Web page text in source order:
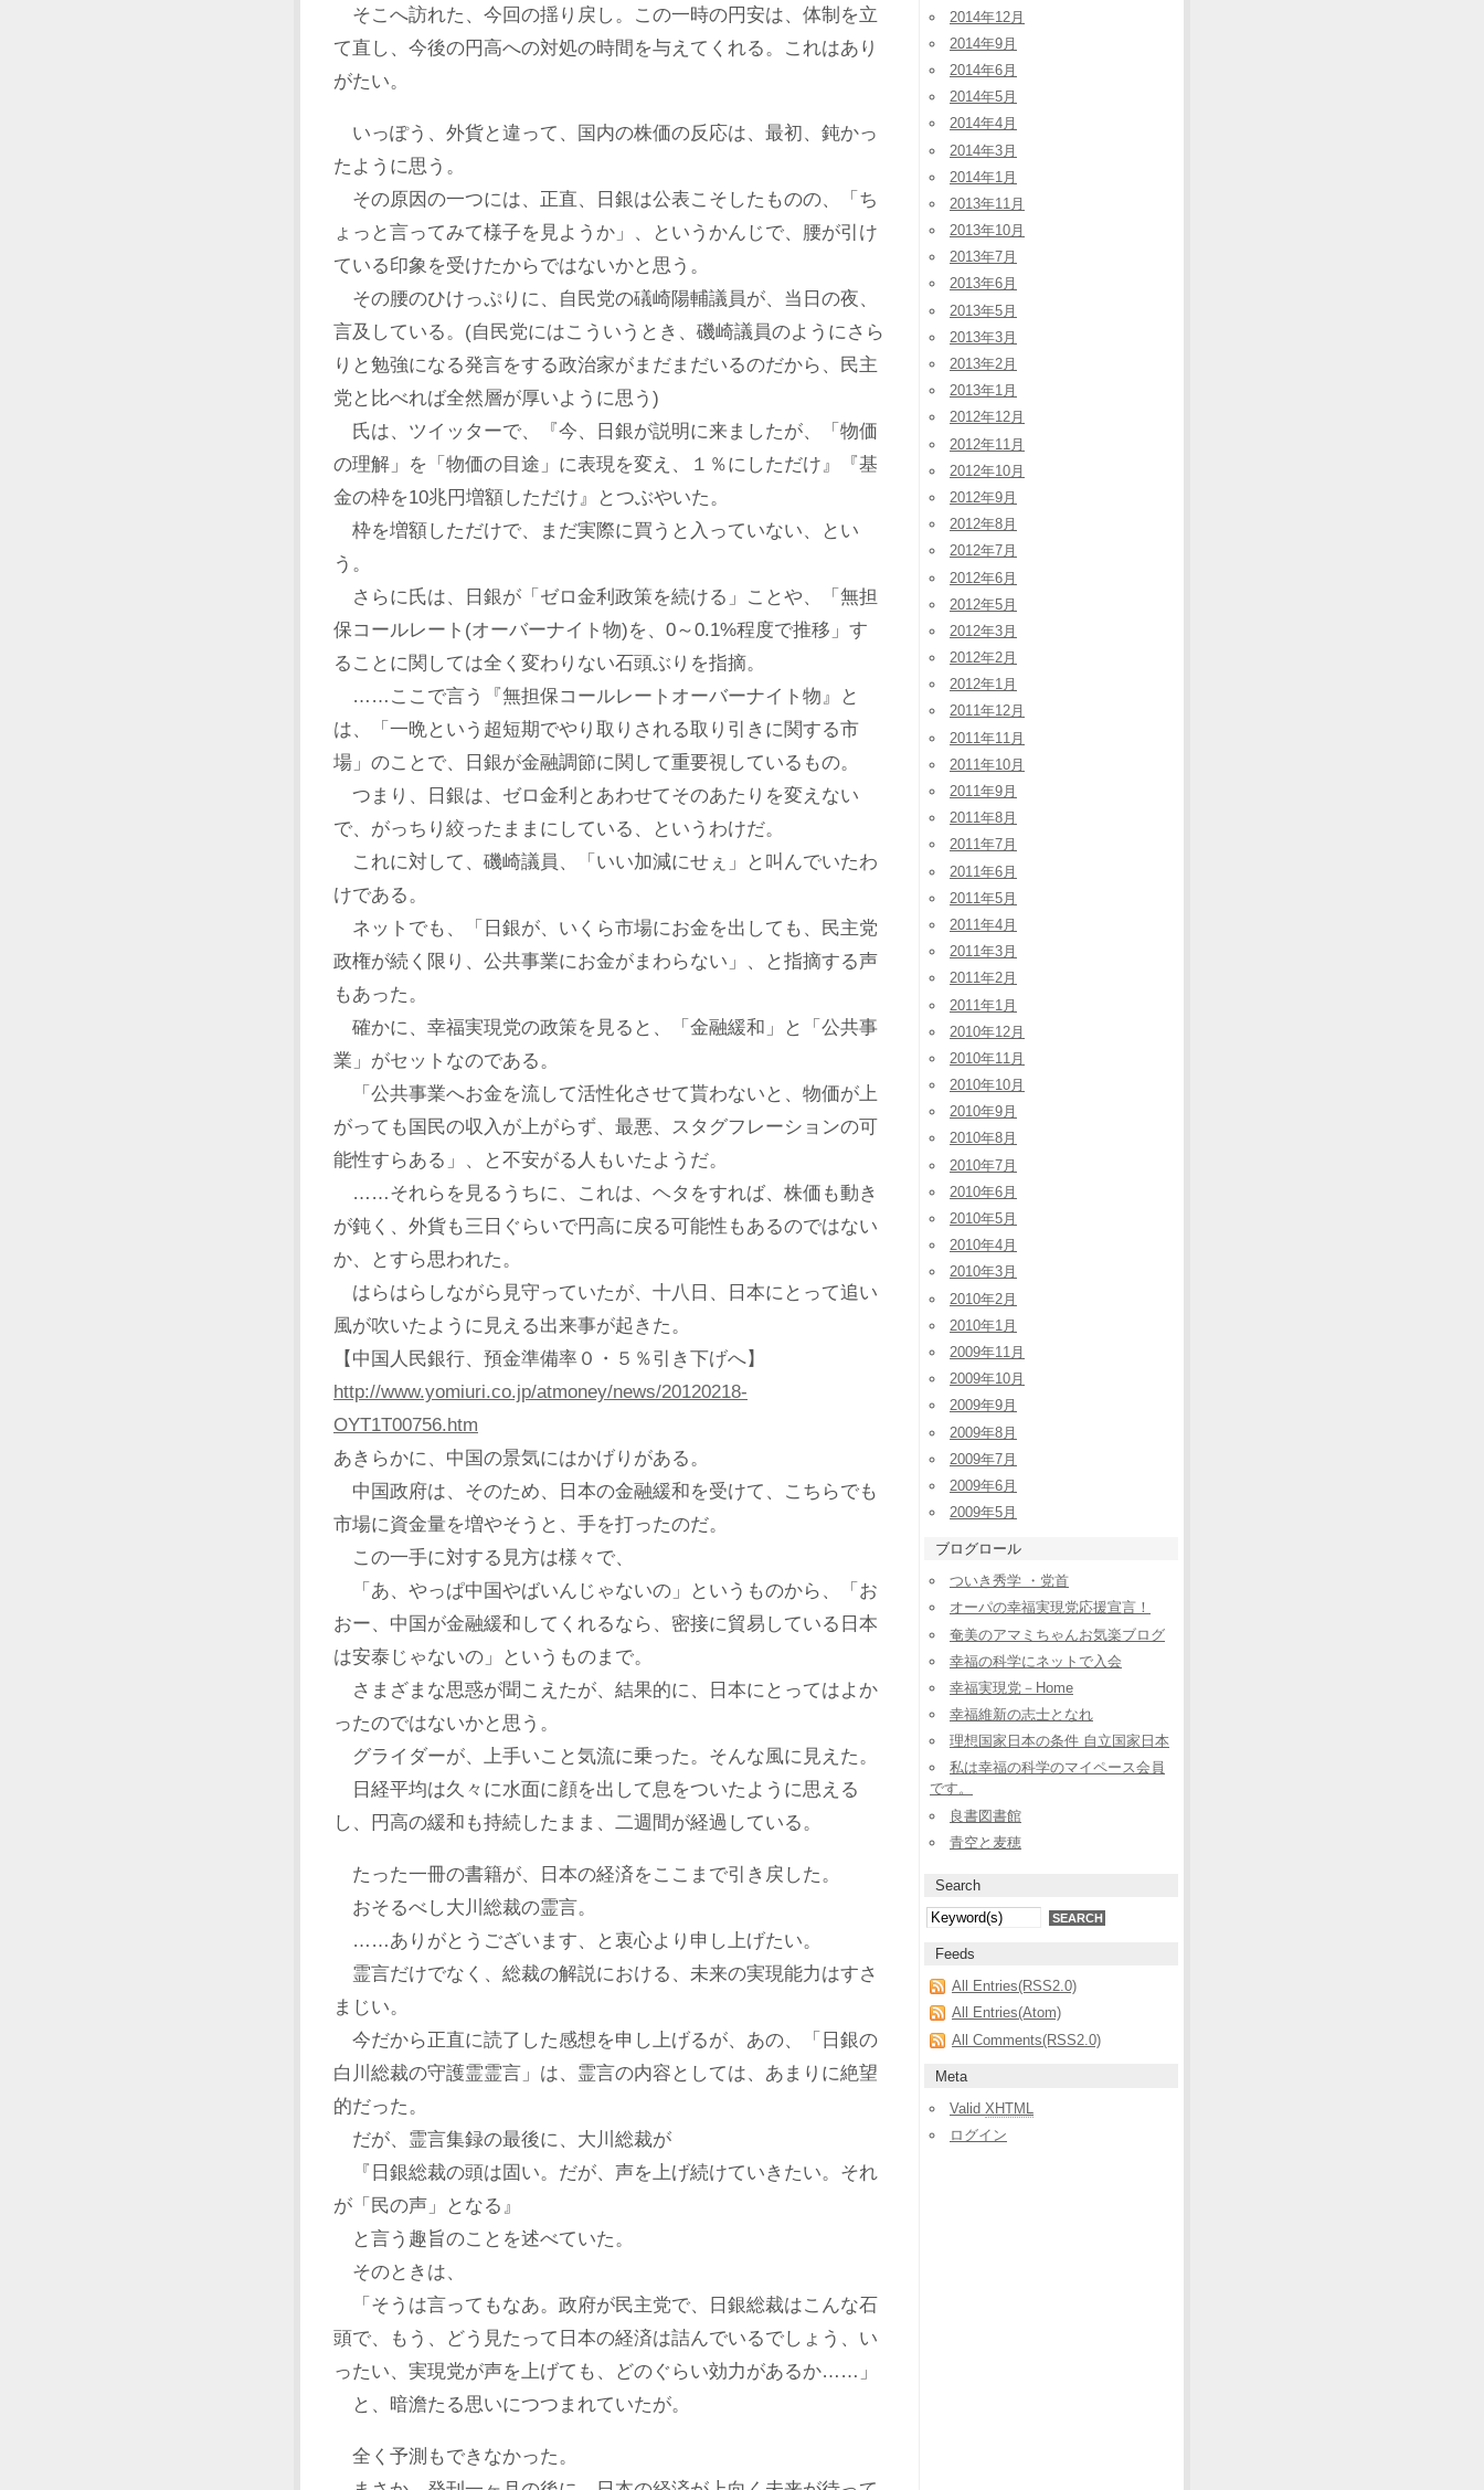
そこへ訪れた、今回の揺り戻し。この一時の円安は、体制を立
て直し、今後の円高への対処の時間を与えてくれる。これはあり
がたい。
いっぽう、外貨と違って、国内の株価の反応は、最初、鈍かっ
たように思う。
その原因の一つには、正直、日銀は公表こそしたものの、「ち
ょっと言ってみて様子を見ようか」、というかんじで、腰が引け
ている印象を受けたからではないかと思う。
その腰のひけっぷりに、自民党の礒崎陽輔議員が、当日の夜、
言及している。(自民党にはこういうとき、磯崎議員のようにさら
りと勉強になる発言をする政治家がまだまだいるのだから、民主
党と比べれば全然層が厚いように思う)
氏は、ツイッターで、『今、日銀が説明に来ましたが、「物価
の理解」を「物価の目途」に表現を変え、１％にしただけ』『基
金の枠を10兆円増額しただけ』とつぶやいた。
枠を増額しただけで、まだ実際に買うと入っていない、とい
う。
さらに氏は、日銀が「ゼロ金利政策を続ける」ことや、「無担
保コールレート(オーバーナイト物)を、0～0.1%程度で推移」す
ることに関しては全く変わりない石頭ぶりを指摘。
……ここで言う『無担保コールレートオーバーナイト物』と
は、「一晩という超短期でやり取りされる取り引きに関する市
場」のことで、日銀が金融調節に関して重要視しているもの。
つまり、日銀は、ゼロ金利とあわせてそのあたりを変えない
で、がっちり絞ったままにしている、というわけだ。
これに対して、磯崎議員、「いい加減にせぇ」と叫んでいたわ
けである。
ネットでも、「日銀が、いくら市場にお金を出しても、民主党
政権が続く限り、公共事業にお金がまわらない」、と指摘する声
もあった。
確かに、幸福実現党の政策を見ると、「金融緩和」と「公共事
業」がセットなのである。
「公共事業へお金を流して活性化させて貰わないと、物価が上
がっても国民の収入が上がらず、最悪、スタグフレーションの可
能性すらある」、と不安がる人もいたようだ。
……それらを見るうちに、これは、ヘタをすれば、株価も動き
が鈍く、外貨も三日ぐらいで円高に戻る可能性もあるのではない
か、とすら思われた。
はらはらしながら見守っていたが、十八日、日本にとって追い
風が吹いたように見える出来事が起きた。
【中国人民銀行、預金準備率０・５％引き下げへ】
http://www.yomiuri.co.jp/atmoney/news/20120218-
OYT1T00756.htm
あきらかに、中国の景気にはかげりがある。
中国政府は、そのため、日本の金融緩和を受けて、こちらでも
市場に資金量を増やそうと、手を打ったのだ。
この一手に対する見方は様々で、
「あ、やっぱ中国やばいんじゃないの」というものから、「お
おー、中国が金融緩和してくれるなら、密接に貿易している日本
は安泰じゃないの」というものまで。
さまざまな思惑が聞こえたが、結果的に、日本にとってはよか
ったのではないかと思う。
グライダーが、上手いこと気流に乗った。そんな風に見えた。
日経平均は久々に水面に顔を出して息をついたように思える
し、円高の緩和も持続したまま、二週間が経過している。
たった一冊の書籍が、日本の経済をここまで引き戻した。
おそるべし大川総裁の霊言。
……ありがとうございます、と衷心より申し上げたい。
霊言だけでなく、総裁の解説における、未来の実現能力はすさ
まじい。
今だから正直に読了した感想を申し上げるが、あの、「日銀の
白川総裁の守護霊霊言」は、霊言の内容としては、あまりに絶望
的だった。
だが、霊言集録の最後に、大川総裁が
『日銀総裁の頭は固い。だが、声を上げ続けていきたい。それ
が「民の声」となる』
と言う趣旨のことを述べていた。
そのときは、
「そうは言ってもなあ。政府が民主党で、日銀総裁はこんな石
頭で、もう、どう見たって日本の経済は詰んでいるでしょう、い
ったい、実現党が声を上げても、どのぐらい効力があるか……」
と、暗澹たる思いにつつまれていたが。
全く予測もできなかった。
2014年12月
2014年9月
2014年6月
2014年5月
2014年4月
2014年3月
2014年1月
2013年11月
2013年10月
2013年7月
2013年6月
2013年5月
2013年3月
2013年2月
2013年1月
2012年12月
2012年11月
2012年10月
2012年9月
2012年8月
2012年7月
2012年6月
2012年5月
2012年3月
2012年2月
2012年1月
2011年12月
2011年11月
2011年10月
2011年9月
2011年8月
2011年7月
2011年6月
2011年5月
2011年4月
2011年3月
2011年2月
2011年1月
2010年12月
2010年11月
2010年10月
2010年9月
2010年8月
2010年7月
2010年6月
2010年5月
2010年4月
2010年3月
2010年2月
2010年1月
2009年11月
2009年10月
2009年9月
2009年8月
2009年7月
2009年6月
2009年5月
ブログロール
ついき秀学 ・党首
オーパの幸福実現党応援宣言！
奄美のアマミちゃんお気楽ブログ
幸福の科学にネットで入会
幸福実現党－Home
幸福維新の志士となれ
理想国家日本の条件 自立国家日本
私は幸福の科学のマイペース会員
です。
良書図書館
青空と麦穂
Search
Feeds
All Entries(RSS2.0)
All Entries(Atom)
All Comments(RSS2.0)
Meta
Valid XHTML
ログイン